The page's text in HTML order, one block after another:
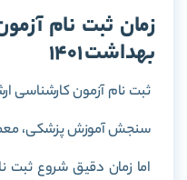
زمان ثبت نام
بهداشت 1401
سنجش آموزش پزشکی،
اما زمان دقیق شروع ثبت